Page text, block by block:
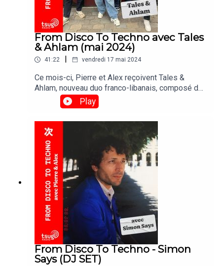
From Disco To Techno avec Tales
& Ahlam (mai 2024)
41:22 vendredi 17 mai 2024
Ce mois-ci, Pierre et Alex reçoivent Tales &
Ahlam, nouveau duo franco-libanais, composé du
producteur et dj Bab et de la chanteuse
Célinatique.
Play
From Disco To Techno - Simon
Says (DJ SET)